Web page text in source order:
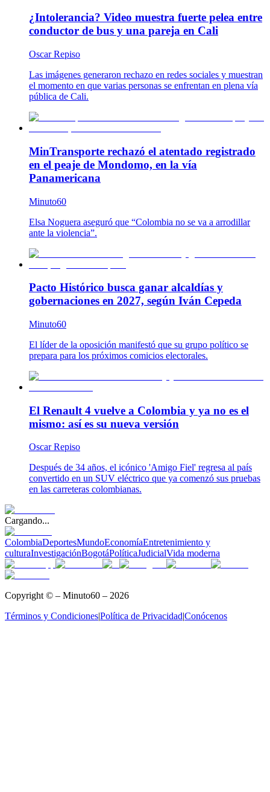
¿Intolerancia? Video muestra fuerte pelea entre
conductor de bus y una pareja en Cali
Oscar Repiso
Las imágenes generaron rechazo en redes sociales y muestran
el momento en que varias personas se enfrentan en plena vía
pública de Cali.
MinTransporte rechazó el atentado registrado
en el peaje de Mondomo, en la vía
Panamericana
Minuto60
Elsa Noguera aseguró que “Colombia no se va a arrodillar
ante la violencia”.
Pacto Histórico busca ganar alcaldías y
gobernaciones en 2027, según Iván Cepeda
Minuto60
El líder de la oposición manifestó que su grupo político se
prepara para los próximos comicios electorales.
El Renault 4 vuelve a Colombia y ya no es el
mismo: así es su nueva versión
Oscar Repiso
Después de 34 años, el icónico 'Amigo Fiel' regresa al país
convertido en un SUV eléctrico que ya comenzó sus pruebas
en las carreteras colombianas.
Cargando...
ColombiaDeportesMundoEconomíaEntretenimiento y
culturaInvestigaciónBogotáPolíticaJudicialVida moderna
Copyright © – Minuto60 – 2026
Términos y Condiciones|Política de Privacidad|Conócenos